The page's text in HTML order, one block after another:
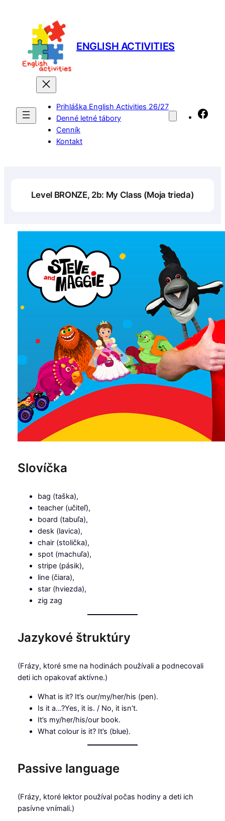
ENGLISH ACTIVITIES
Prihláška English Activities 26/27
Denné letné tábory
Cenník
Kontakt
Level BRONZE, 2b: My Class (Moja trieda)
Slovíčka
bag (taška),
teacher (učiteľ),
board (tabuľa),
desk (lavica),
chair (stolička),
spot (machuľa),
stripe (pásik),
line (čiara),
star (hviezda),
zig zag
Jazykové štruktúry
(Frázy, ktoré sme na hodinách používali a podnecovali
deti ich opakovať aktívne.)
What is it? It’s our/my/her/his (pen).
Is it a…?Yes, it is. / No, it isn’t.
It’s my/her/his/our book.
What colour is it? It’s (blue).
Passive language
(Frázy, ktoré lektor používal počas hodiny a deti ich
pasívne vnímali.)